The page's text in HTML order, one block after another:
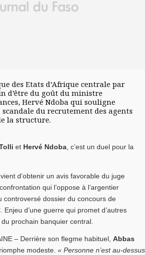
des Etats d’Afrique centrale par
d’être du goût du ministre
Hervé Ndoba qui souligne
du recrutement des agents
la structure.
et Hervé Ndoba, c’est un duel pour la
d’obtenir un avis favorable du juge
qui l’oppose à l’argentier
controversé dossier du concours de
. Enjeu d’une guerre qui promet d’autres
prochain banquier central.
– Derrière son flegme habituel, Abbas
modeste. « Personne n’est au-dessus